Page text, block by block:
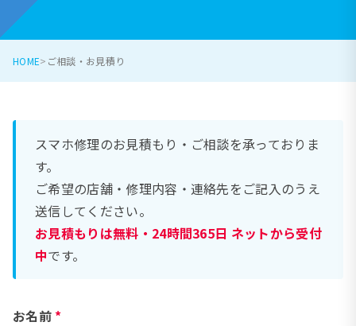
HOME ご相談・お見積り
スマホ修理のお見積もり・ご相談を承っておりま
す。
ご希望の店舗・修理内容・連絡先をご記入のうえ
送信してください。
お見積もりは無料・24時間365日 ネットから受付
中です。
お名前 *